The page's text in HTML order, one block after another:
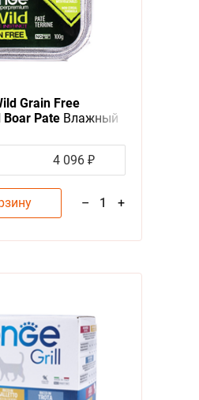
Grain Free
PateВлажный
кошек Паштет
(цена за
4 096 ₽
– 1 +